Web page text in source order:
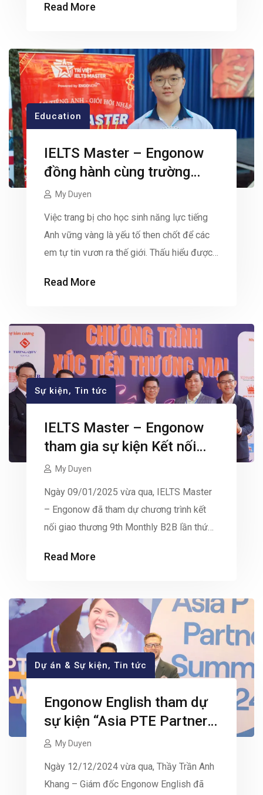
trị đền trường. Chúng tôi vô cùng trân trọng
cùng […]
Read More
Education
IELTS Master – Engonow
đồng hành cùng trường
THPT Bình Phú nâng cao
năng lực Tiếng Anh cho học
sinh
My Duyen
Việc trang bị cho học sinh năng lực tiếng
Anh vững vàng là yếu tố then chốt để các
em tự tin vươn ra thế giới. Thấu hiểu được
đồng hành cùng trường THPT Bình Phú, tổ
sinh trong […]
Read More
Sự kiện, Tin tức
IELTS Master – Engonow
tham gia sự kiện Kết nối
giao thương 9th Monthly
B2B lần thứ 22
My Duyen
Ngày 09/01/2025 vừa qua, IELTS Master
– Engonow đã tham dự chương trình kết
nối giao thương 9th Monthly B2B lần thứ
hơn 200 doanh nghiệp trong và ngoài nước
thường niên uy tín, […]
Read More
Dự án & Sự kiện, Tin tức
Engonow English tham dự
sự kiện “Asia PTE Partners
Summit 2024”
My Duyen
Ngày 12/12/2024 vừa qua, Thầy Trần Anh
Khang – Giám đốc Engonow English đã